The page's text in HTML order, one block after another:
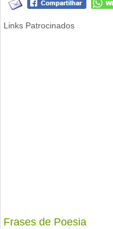
Links Patrocinados
Frases de Poesia